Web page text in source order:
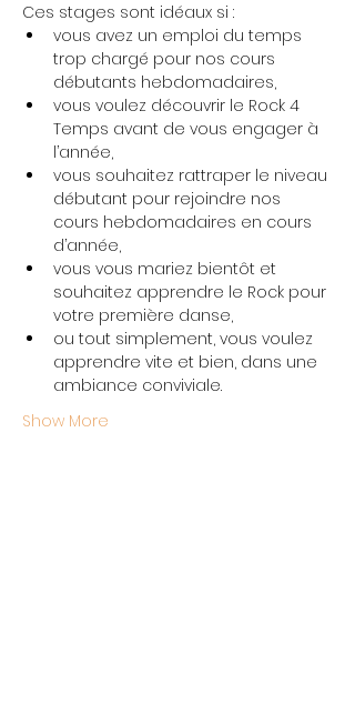
Ces stages sont idéaux si :
vous avez un emploi du temps
trop chargé pour nos cours
débutants hebdomadaires,
vous voulez découvrir le Rock 4
Temps avant de vous engager à
l’année,
vous souhaitez rattraper le niveau
débutant pour rejoindre nos
cours hebdomadaires en cours
d’année,
vous vous mariez bientôt et
souhaitez apprendre le Rock pour
votre première danse,
ou tout simplement, vous voulez
apprendre vite et bien, dans une
ambiance conviviale.
Show More